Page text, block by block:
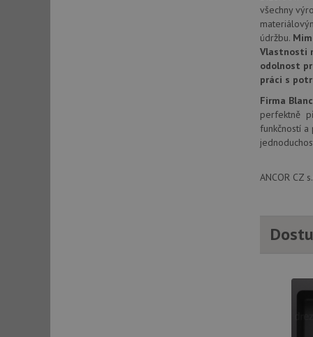
všechny
údržbu.
Vlastnosti
odolnost
práci s
Firma
perfektně
funkčností
ANCOR CZ
test_cookie